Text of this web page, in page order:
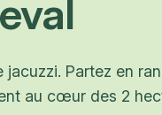
Partez en
au cœur des 2